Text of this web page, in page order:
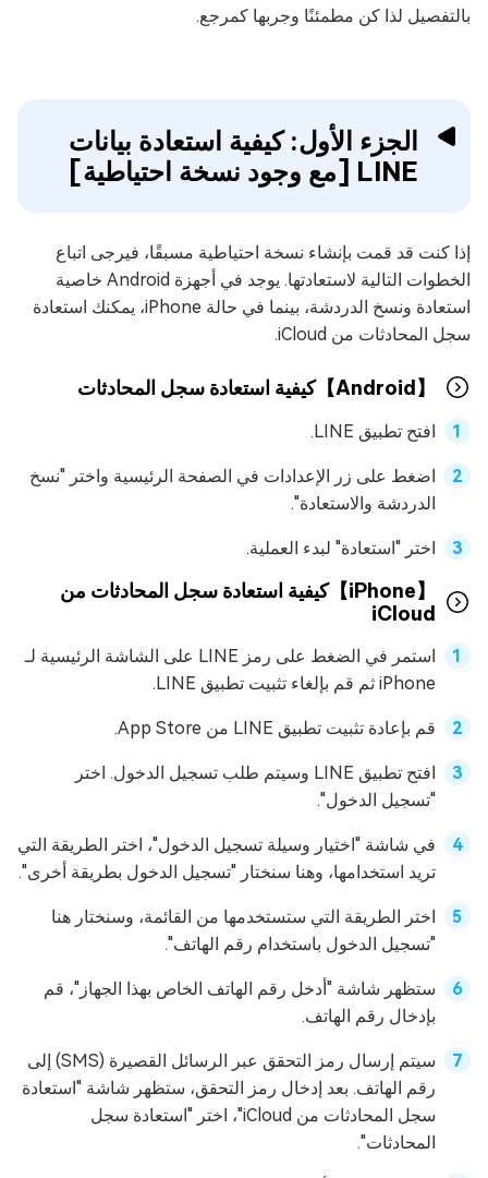
بالتفصيل لذا كن مطمئنًا وجربها كمرجع.
الجزء الأول: كيفية استعادة بيانات
LINE [مع وجود نسخة احتياطية]
إذا كنت قد قمت بإنشاء نسخة احتياطية مسبقًا، فيرجى اتباع
الخطوات التالية لاستعادتها. يوجد في أجهزة Android خاصية
استعادة ونسخ الدردشة، بينما في حالة iPhone، يمكنك استعادة
سجل المحادثات من iCloud.
【Android】كيفية استعادة سجل المحادثات
افتح تطبيق LINE.
اضغط على زر الإعدادات في الصفحة الرئيسية واختر "نسخ
الدردشة والاستعادة".
اختر "استعادة" لبدء العملية.
【iPhone】كيفية استعادة سجل المحادثات من
iCloud
استمر في الضغط على رمز LINE على الشاشة الرئيسية لـ
iPhone ثم قم بإلغاء تثبيت تطبيق LINE.
قم بإعادة تثبيت تطبيق LINE من App Store.
افتح تطبيق LINE وسيتم طلب تسجيل الدخول. اختر
"تسجيل الدخول".
في شاشة "اختيار وسيلة تسجيل الدخول"، اختر الطريقة التي
تريد استخدامها، وهنا سنختار "تسجيل الدخول بطريقة أخرى".
اختر الطريقة التي ستستخدمها من القائمة، وسنختار هنا
"تسجيل الدخول باستخدام رقم الهاتف".
ستظهر شاشة "أدخل رقم الهاتف الخاص بهذا الجهاز"، قم
بإدخال رقم الهاتف.
سيتم إرسال رمز التحقق عبر الرسائل القصيرة (SMS) إلى
رقم الهاتف. بعد إدخال رمز التحقق، ستظهر شاشة "استعادة
سجل المحادثات من iCloud"، اختر "استعادة سجل
المحادثات".